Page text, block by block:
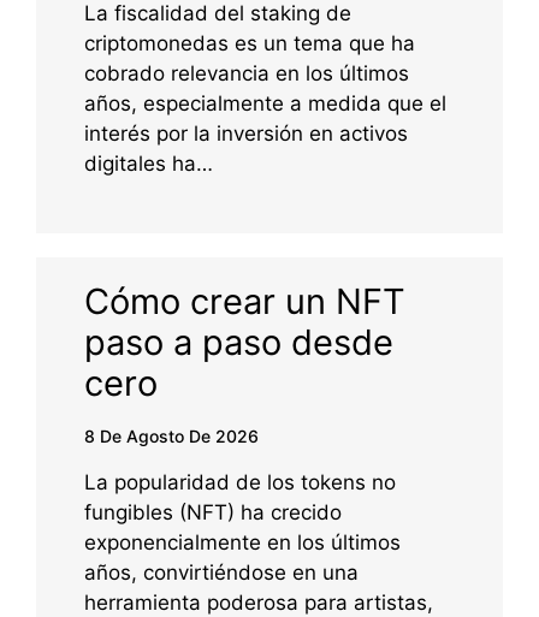
La fiscalidad del staking de
criptomonedas es un tema que ha
cobrado relevancia en los últimos
años, especialmente a medida que el
interés por la inversión en activos
digitales ha…
Cómo crear un NFT
paso a paso desde
cero
8 De Agosto De 2026
La popularidad de los tokens no
fungibles (NFT) ha crecido
exponencialmente en los últimos
años, convirtiéndose en una
herramienta poderosa para artistas,